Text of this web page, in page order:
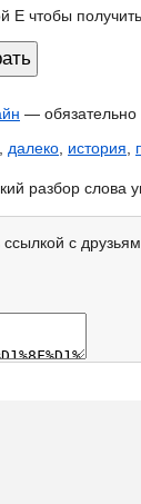
Е чтобы
— обязательно
далеко история
разбор слова
с